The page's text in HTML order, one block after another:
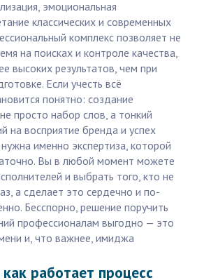
эмоциональная
классических и современных
комплекс позволяет не
на поисках и контроле качества,
высоких результатов, чем при
Если учесть всё
понятно: создание
просто набор слов, а тонкий
на восприятие бренда и успех
именно экспертиза, которой
Вы в любой момент можете
и выбрать того, кто не
а сделает это сердечно и по-
Бесспорно, решение поручить
профессионалам выгодно — это
и, что важнее, имиджа
работает процесс